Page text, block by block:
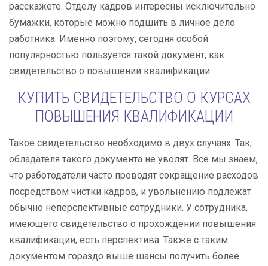
расскажете. Отделу кадров интересны исключительно
бумажки, которые можно подшить в личное дело
работника. Именно поэтому, сегодня особой
популярностью пользуется такой документ, как
свидетельство о повышении квалификации.
КУПИТЬ СВИДЕТЕЛЬСТВО О КУРСАХ
ПОВЫШЕНИЯ КВАЛИФИКАЦИИ
Такое свидетельство необходимо в двух случаях. Так,
обладателя такого документа не уволят. Все мы знаем,
что работодатели часто проводят сокращение расходов
посредством чистки кадров, и увольнению подлежат
обычно неперспективные сотрудники. У сотрудника,
имеющего свидетельство о прохождении повышения
квалификации, есть перспектива. Также с таким
документом гораздо выше шансы получить более